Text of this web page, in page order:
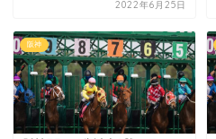
2022年6月25日
阪神